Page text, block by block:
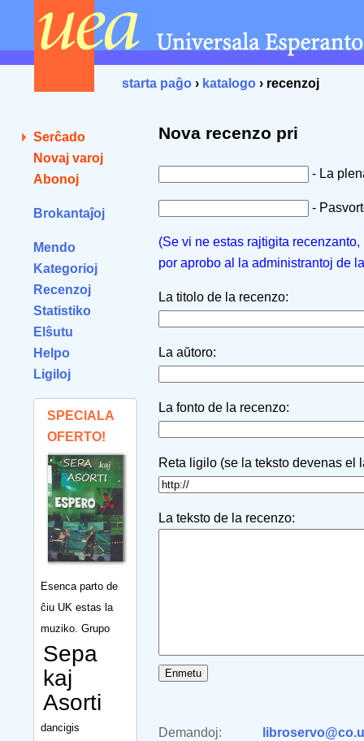
starta paĝo › katalogo › recenzoj
Serĉado
Novaj varoj
Abonoj
Brokantaĵoj
Mendo
Kategorioj
Recenzoj
Statistiko
Elŝutu
Helpo
Ligiloj
SPECIALA
OFERTO!
Esenca parto de
ĉiu UK estas la
muziko. Grupo
Sepa
kaj
Asorti
dancigis
Nova recenzo pri
- La
-
(Se vi ne estas rajtigita
por aprobo al la administrantoj de
La titolo de la recenzo:
La aŭtoro:
La fonto de la recenzo:
Reta ligilo (se la teksto devenas el
La teksto de la recenzo:
Demandoj: